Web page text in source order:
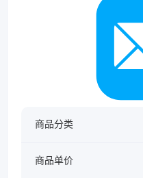
商品分类
商品单价